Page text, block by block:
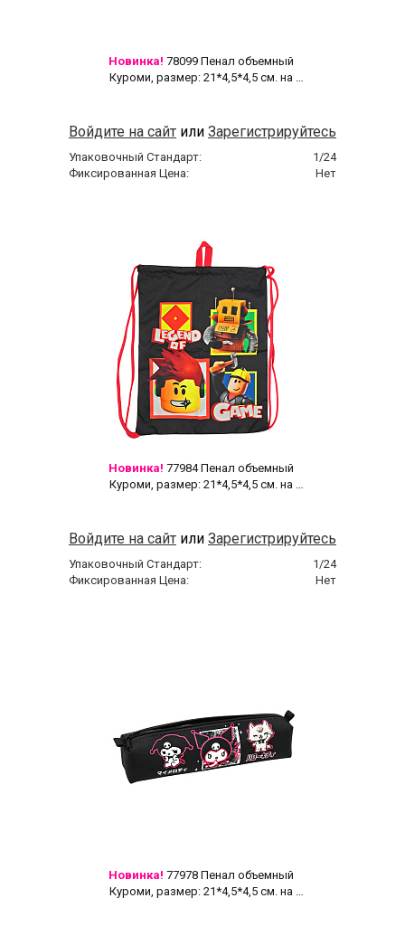
Новинка! 78099 Пенал объемный
Куроми, размер: 21*4,5*4,5 см. на
Войдите на сайт или Зарегистрируйтесь
Упаковочный Стандарт:
1/24
Фиксированная Цена:
Нет
Новинка! 77984 Пенал объемный
Куроми, размер: 21*4,5*4,5 см. на
Войдите на сайт или Зарегистрируйтесь
Упаковочный Стандарт:
1/24
Фиксированная Цена:
Нет
Новинка! 77978 Пенал объемный
Куроми, размер: 21*4,5*4,5 см. на